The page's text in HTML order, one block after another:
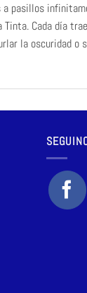
pasillos
Cada día
la oscuridad